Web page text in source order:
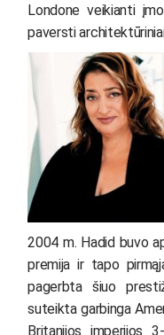
Londone veikianti
paversti
2004 m. Hadid buvo
premija ir tapo
pagerbta šiuo
suteikta garbinga
Britanijos imperijos